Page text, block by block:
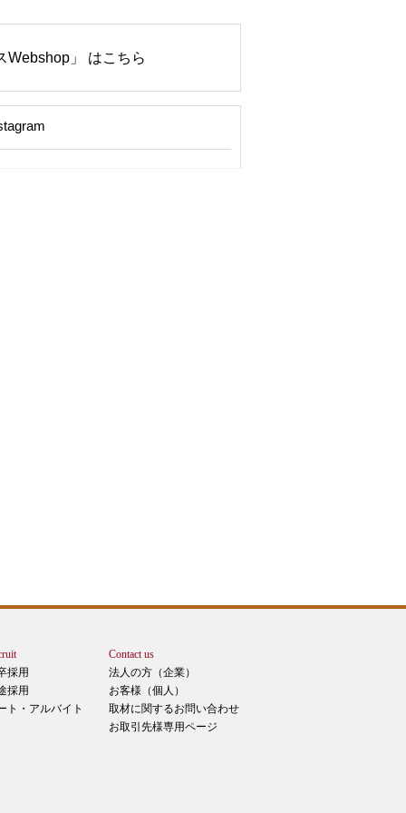
Webshop」 はこちら
採用
採用
ト・アルバイト
Contact us
法人の方（企業）
お客様（個人）
取材に関するお問い合わせ
お取引先様専用ページ